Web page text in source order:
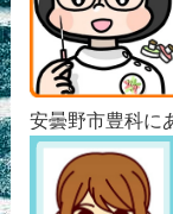
安曇野市豊科に